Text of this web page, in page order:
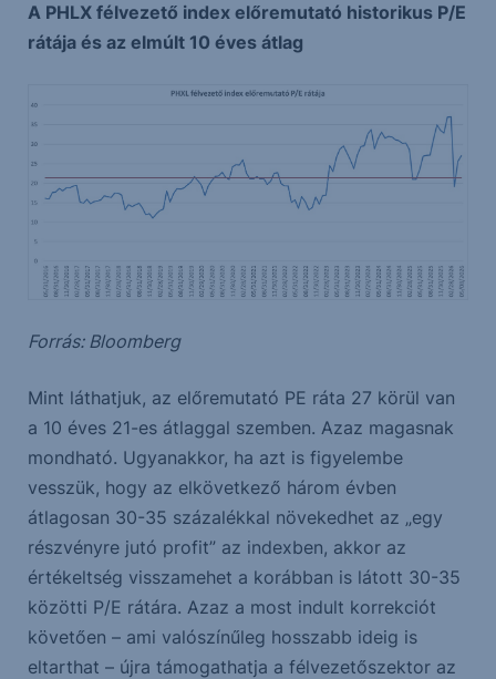
A PHLX félvezető index előremutató historikus P/E
rátája és az elmúlt 10 éves átlag
Forrás: Bloomberg
Mint láthatjuk, az előremutató PE ráta 27 körül van
a 10 éves 21-es átlaggal szemben. Azaz magasnak
mondható. Ugyanakkor, ha azt is figyelembe
vesszük, hogy az elkövetkező három évben
átlagosan 30-35 százalékkal növekedhet az „egy
részvényre jutó profit” az indexben, akkor az
értékeltség visszamehet a korábban is látott 30-35
közötti P/E rátára. Azaz a most indult korrekciót
követően – ami valószínűleg hosszabb ideig is
eltarthat – újra támogathatja a félvezetőszektor az